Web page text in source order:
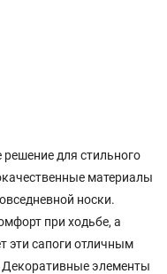
для стильного
материалы
носки.
при ходьбе, а
эти сапоги отличным
элементы